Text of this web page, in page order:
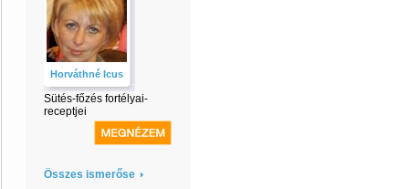
Horváthné Icus
Sütés-főzés fortélyai-
receptjei
Összes ismerőse